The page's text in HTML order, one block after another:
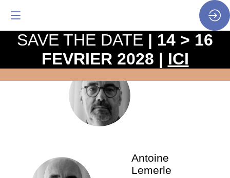
AL
La
Antoine
Lemerle
SAVE THE DATE | 14 > 16
FEVRIER 2028 | ICI